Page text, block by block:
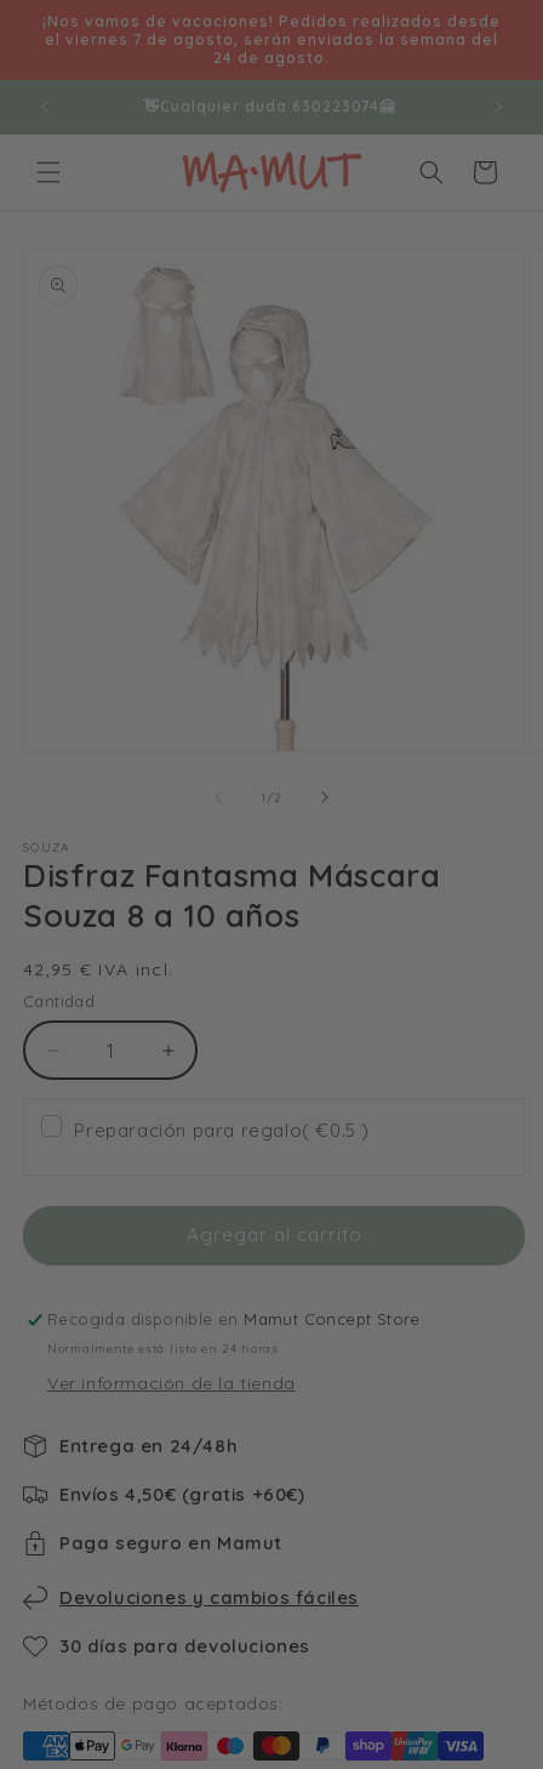
directamente
al contenido
¡Nos vamos de vacaciones! Pedidos realizados desde
el viernes 7 de agosto, serán enviados la semana del
24 de agosto.
👋Cualquier duda 630223074🤗
Carrito
información
una
ventana
modal
1 /de2
SOUZA
Disfraz Fantasma Máscara
Souza 8 a 10 años
Precio
habitual
42,95 € IVA incl.
Cantidad
Reducir
cantidad
para
Disfraz
Souza
a
años
Aumentar
cantidad
Disfraz
Souza
a
años
Preparación para regalo( €0.5 )
Agregar al carrito
Recogida disponible en Mamut Concept Store
Normalmente está listo en 24 horas
Ver información de la tienda
Entrega en 24/48h
Envíos 4,50€ (gratis +60€)
Paga seguro en Mamut
Devoluciones y cambios fáciles
30 días para devoluciones
Métodos de pago aceptados: